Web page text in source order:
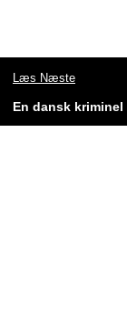
Læs Næste
En dansk